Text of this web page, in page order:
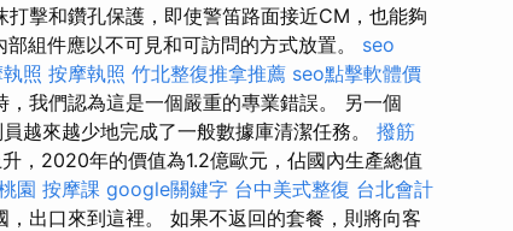
擊和鑽孔保護，即使警笛路面接近CM，也能夠
組件應以不可見和可訪問的方式放置。 seo
照 按摩執照 竹北整復推拿推薦 seo點擊軟體價
我們認為這是一個嚴重的專業錯誤。 另一個
越來越少地完成了一般數據庫清潔任務。 撥筋
，2020年的價值為1.2億歐元，佔國內生產總值
園 按摩課 google關鍵字 台中美式整復 台北會計
出口來到這裡。 如果不返回的套餐，則將向客